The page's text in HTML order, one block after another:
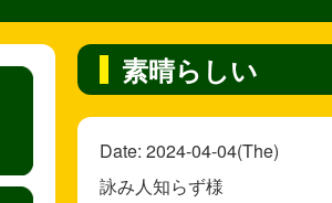
素晴らしい
Date: 2024-04-04(The)
詠み人知らず様